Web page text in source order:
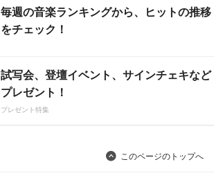
毎週の音楽ランキングから、ヒットの推移
をチェック！
試写会、登壇イベント、サインチェキなど
プレゼント！
プレゼント特集
このページのトップへ